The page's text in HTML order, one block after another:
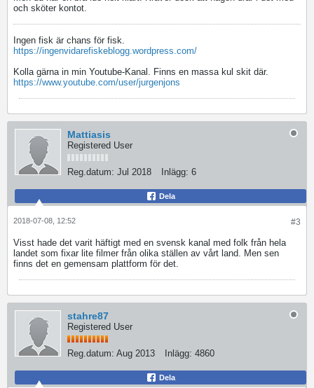
och sköter kontot.
Ingen fisk är chans för fisk.
https://ingenvidarefiskeblogg.wordpress.com/
Kolla gärna in min Youtube-Kanal. Finns en massa kul skit där.
https://www.youtube.com/user/jurgenjons
Mattiasis
Registered User
Reg.datum: Jul 2018 Inlägg: 6
Dela
#3
2018-07-08, 12:52
Visst hade det varit häftigt med en svensk kanal med folk från hela
landet som fixar lite filmer från olika ställen av vårt land. Men sen
finns det en gemensam plattform för det.
stahre87
Registered User
Reg.datum: Aug 2013 Inlägg: 4860
Dela